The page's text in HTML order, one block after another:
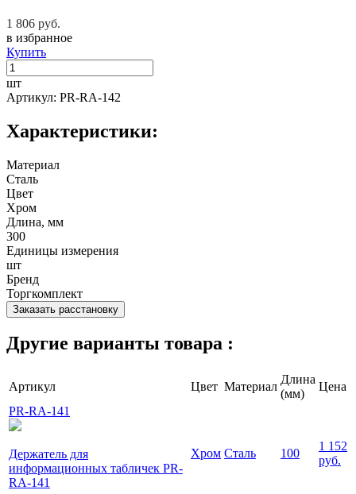
1 806 руб.
в избранное
Купить
шт
Артикул: PR-RA-142
Характеристики:
Материал
Сталь
Цвет
Хром
Длина, мм
300
Единицы измерения
шт
Бренд
Торгкомплект
Заказать расстановку
Другие варианты товара :
Артикул Цвет Материал
Длина
(мм)
Цена
PR-RA-141
Держатель для
информационных табличек PR-
RA-141
Хром Сталь 100
1 152
руб.